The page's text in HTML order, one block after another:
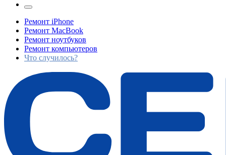
Ремонт iPhone
Ремонт MacBook
Ремонт ноутбуков
Ремонт компьютеров
Что случилось?